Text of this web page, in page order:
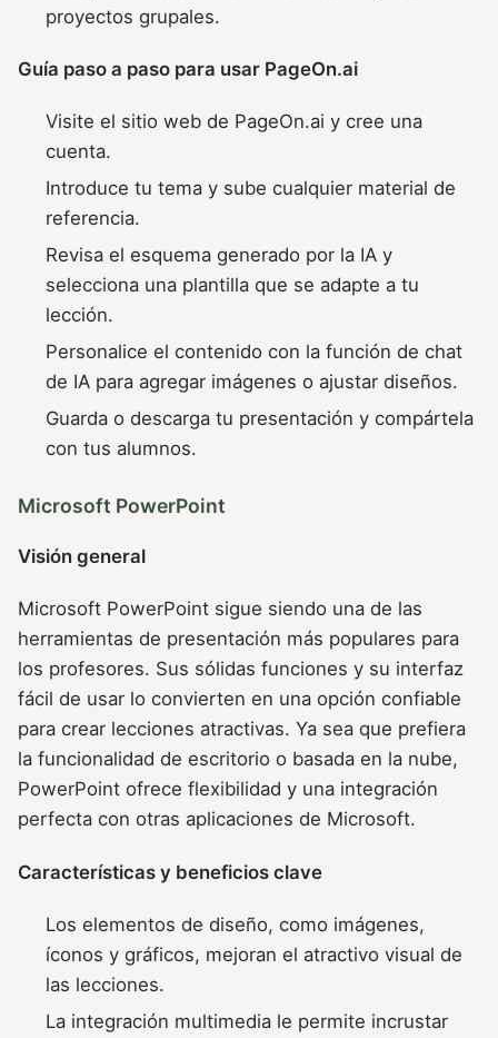
proyectos grupales.
Guía paso a paso para usar PageOn.ai
Visite el sitio web de PageOn.ai y cree una
cuenta.
Introduce tu tema y sube cualquier material de
referencia.
Revisa el esquema generado por la IA y
selecciona una plantilla que se adapte a tu
lección.
Personalice el contenido con la función de chat
de IA para agregar imágenes o ajustar diseños.
Guarda o descarga tu presentación y compártela
con tus alumnos.
Microsoft PowerPoint
Visión general
Microsoft PowerPoint sigue siendo una de las
herramientas de presentación más populares para
los profesores. Sus sólidas funciones y su interfaz
fácil de usar lo convierten en una opción confiable
para crear lecciones atractivas. Ya sea que prefiera
la funcionalidad de escritorio o basada en la nube,
PowerPoint ofrece flexibilidad y una integración
perfecta con otras aplicaciones de Microsoft.
Características y beneficios clave
Los elementos de diseño, como imágenes,
íconos y gráficos, mejoran el atractivo visual de
las lecciones.
La integración multimedia le permite incrustar